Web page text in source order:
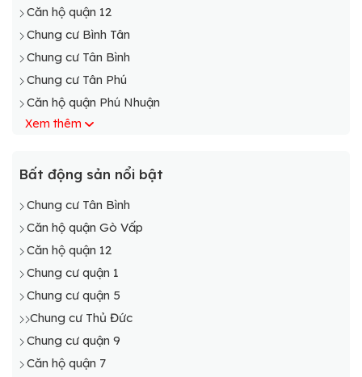
Căn hộ quận 12
Chung cư Bình Tân
Chung cư Tân Bình
Chung cư Tân Phú
Căn hộ quận Phú Nhuận
Chung cư Bình Thạnh
Chung cư Thủ Đức
Căn hộ Bình Chánh
chung cư huyện củ chi
Căn hộ Hóc Môn
Xem thêm
Bất động sản nổi bật
Chung cư Tân Bình
Căn hộ quận Gò Vấp
Căn hộ quận 12
Chung cư quận 1
Chung cư quận 5
Chung cư Thủ Đức
Chung cư quận 9
Căn hộ quận 7